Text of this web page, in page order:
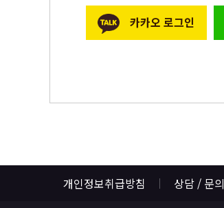
카카오 로그인
개인정보취급방침 상담 / 문의